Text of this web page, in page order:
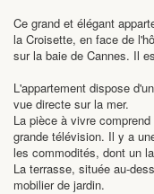
Ce grand et élégant
la Croisette, en face de
sur la baie de Cannes. Il
L'appartement dispose
vue directe sur la mer.
La pièce à vivre
grande télévision. Il y a
les commodités, dont un
La terrasse, située au-
mobilier de jardin.